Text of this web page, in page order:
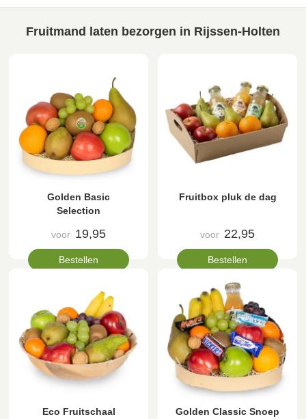
Fruitmand laten bezorgen in Rijssen-Holten
Golden Basic
Selection
voor 19,95
Bestellen
Fruitbox pluk de dag
voor 22,95
Bestellen
Eco Fruitschaal
Golden Classic Snoep